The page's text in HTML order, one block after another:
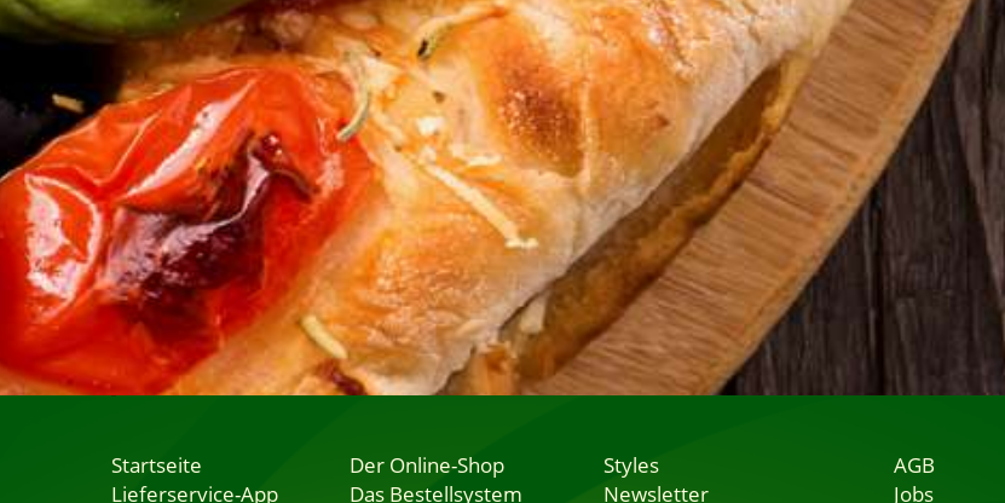
Startseite
Lieferservice-App
Der Online-Shop
Das Bestellsystem
Styles
Newsletter
AGB
Jobs